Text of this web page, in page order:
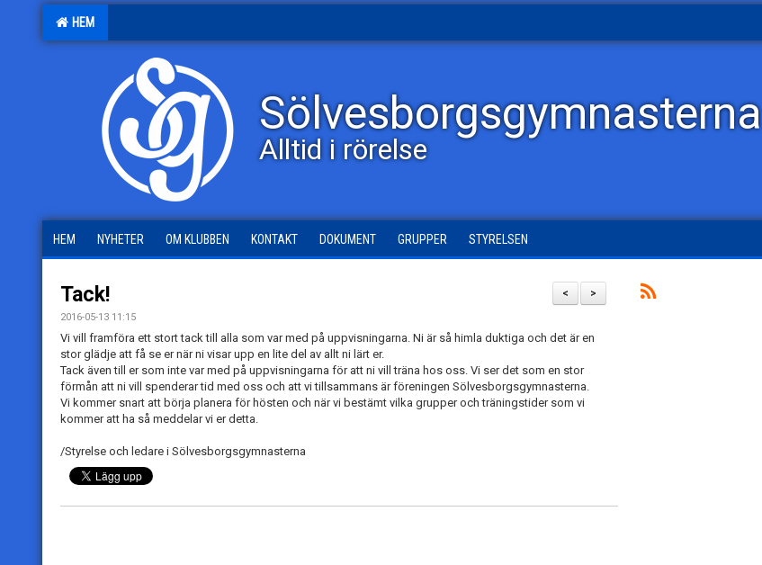
HEM
Sölvesborgsgymnasterna
Alltid i rörelse
HEM NYHETER OM KLUBBEN KONTAKT DOKUMENT GRUPPER STYRELSEN
>
<
Tack!
2016-05-13 11:15
Vi vill framföra ett stort tack till alla som var med på uppvisningarna. Ni är så himla duktiga och det är en
stor glädje att få se er när ni visar upp en lite del av allt ni lärt er.
Tack även till er som inte var med på uppvisningarna för att ni vill träna hos oss. Vi ser det som en stor
förmån att ni vill spenderar tid med oss och att vi tillsammans är föreningen Sölvesborgsgymnasterna.
Vi kommer snart att börja planera för hösten och när vi bestämt vilka grupper och träningstider som vi
kommer att ha så meddelar vi er detta.
/Styrelse och ledare i Sölvesborgsgymnasterna